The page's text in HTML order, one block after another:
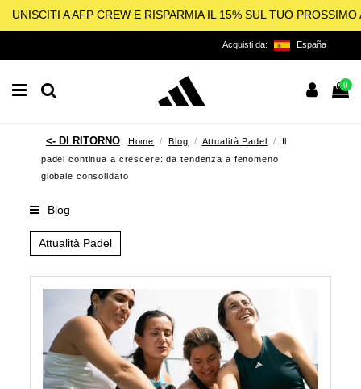
UNISCITI A AFP CREW E RISPARMIA IL 15% SUL TUO PROSSIMO
Acquisti da: España
0
Home Blog Attualità Padel
Il
padel continua a crescere: da tendenza a fenomeno
globale consolidato
Blog
Attualità Padel